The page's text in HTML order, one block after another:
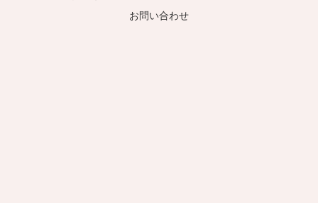
お問い合わせ